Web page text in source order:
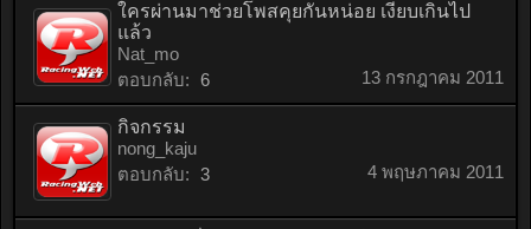
ใครผ่านมาช่วยโพสคุยกันหน่อย เงียบเกินไป
แล้ว
Nat_mo
ตอบกลับ: 6 13 กรกฎาคม 2011
กิจกรรม
nong_kaju
ตอบกลับ: 3 4 พฤษภาคม 2011